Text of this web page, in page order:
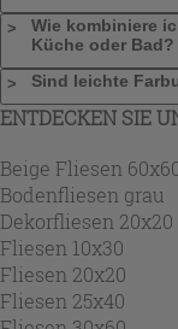
Wie kombiniere
Küche oder Bad?
Sind leichte
ENTDECKEN SIE
Beige Fliesen
Bodenfliesen grau
Dekorfliesen 20x20
Fliesen 10x30
Fliesen 20x20
Fliesen 25x40